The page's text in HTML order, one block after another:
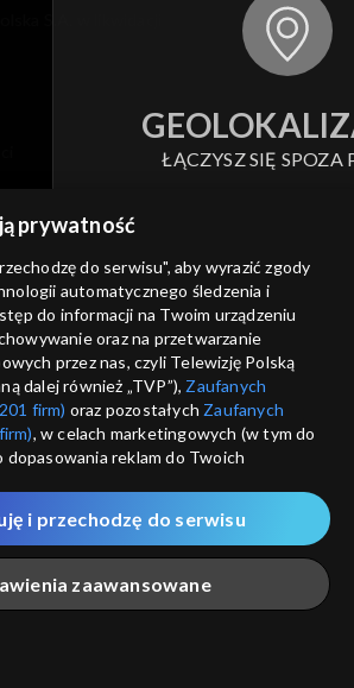
ŁĄCZYSZ SIĘ SPOZA
Zjednoczone , w związku z
na platformie TVP VOD
nieodstępna. Sprawdź, które
obejrzeć.
Nie pokazuj
ANULUJ
usług
prywatność
do serwisu", aby wyrazić zgody
automatycznego śledzenia i
do informacji na Twoim urządzeniu
oraz na przetwarzanie
przez nas, czyli Telewizję Polską
dalej również „TVP”), Zaufanych
firm) oraz pozostałych Zaufanych
, w celach marketingowych (w tym do
reklam do Twoich
a także zgody na udostępnianie
PPID do Google.
zbierane podczas odwiedzania przez
serwisówzwanych dalej
zapisywane za pomocą
zaawansowane
i przechodzę do serwisu